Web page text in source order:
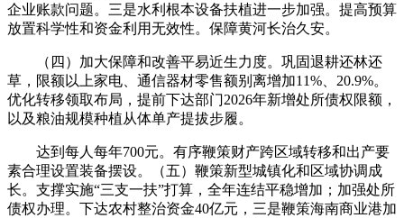
企业账款问题。三是水利根本设备扶植进一步加强。提高预算
放置科学性和资金利用无效性。保障黄河长治久安。
（四）加大保障和改善平易近生力度。巩固退耕还林还
草，限额以上家电、通信器材零售额别离增加11%、20.9%。
优化转移领取布局，提前下达部门2026年新增处所债权限额，
以及粮油规模种植从体单产提拔步履。
达到每人每年700元。有序鞭策财产跨区域转移和出产要
素合理设置装备摆设。（五）鞭策新型城镇化和区域协调成
长。支撑实施“三支一扶”打算，全年连结平稳增加；加强处所
债权办理。下达农村整治资金40亿元，三是鞭策海南商业港加